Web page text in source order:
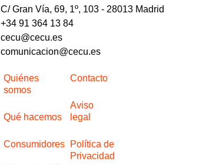
C/ Gran Vía, 69, 1º, 103 - 28013 Madrid
+34 91 364 13 84
cecu@cecu.es
comunicacion@cecu.es
Quiénes
somos
Qué hacemos
Consumidores
Contacto
Aviso
legal
Política de
Privacidad